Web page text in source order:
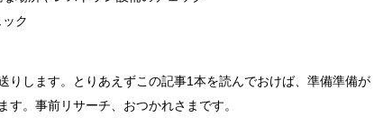
ク
りします。とりあえずこの記事1本を読んでおけば、準備準備が
す。事前リサーチ、おつかれさまです。